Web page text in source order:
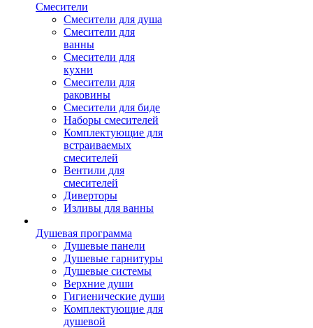
Смесители
Смесители для душа
Смесители для
ванны
Смесители для
кухни
Смесители для
раковины
Смесители для биде
Наборы смесителей
Комплектующие для
встраиваемых
смесителей
Вентили для
смесителей
Диверторы
Изливы для ванны
Душевая программа
Душевые панели
Душевые гарнитуры
Душевые системы
Верхние души
Гигиенические души
Комплектующие для
душевой